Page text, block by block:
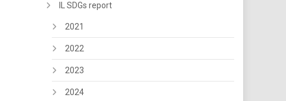
IL SDGs report
2021
2022
2023
2024